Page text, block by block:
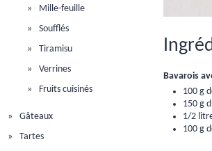
Mille-feuille
Soufflés
Tiramisu
Verrines
Fruits cuisinés
Gâteaux
Tartes
Bavarois
100 g
150 g
1/2
100 g